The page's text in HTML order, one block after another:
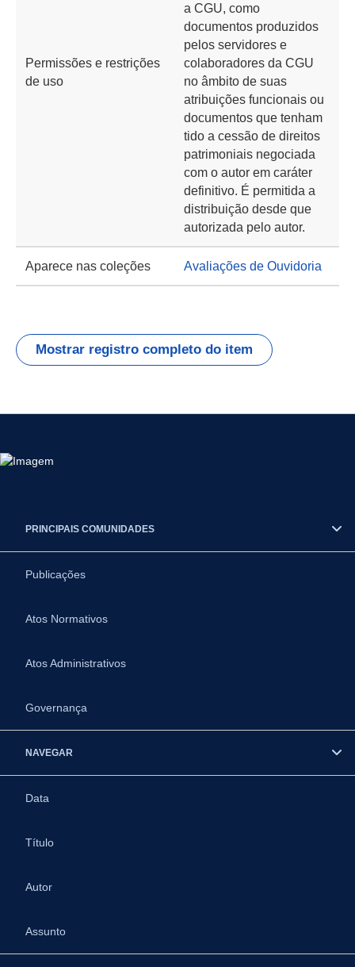
Permissões e restrições
de uso
a CGU, como
documentos produzidos
pelos servidores e
colaboradores da CGU
no âmbito de suas
atribuições funcionais ou
documentos que tenham
tido a cessão de direitos
patrimoniais negociada
com o autor em caráter
definitivo. É permitida a
distribuição desde que
autorizada pelo autor.
Aparece nas coleções Avaliações de Ouvidoria
Mostrar registro completo do item
PRINCIPAIS COMUNIDADES
Publicações
Atos Normativos
Atos Administrativos
Governança
NAVEGAR
Data
Título
Autor
Assunto